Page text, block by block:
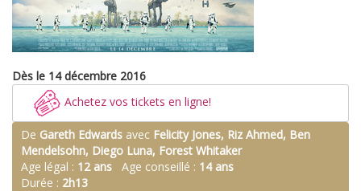
Dès le 14 décembre 2016
Achetez vos tickets en ligne!
De Gareth Edwards avec Felicity Jones, Riz Ahmed, Ben
Mendelsohn, Diego Luna, Forest Whitaker
Age légal : 12 ans Age conseillé : 14 ans
Durée : 2h13